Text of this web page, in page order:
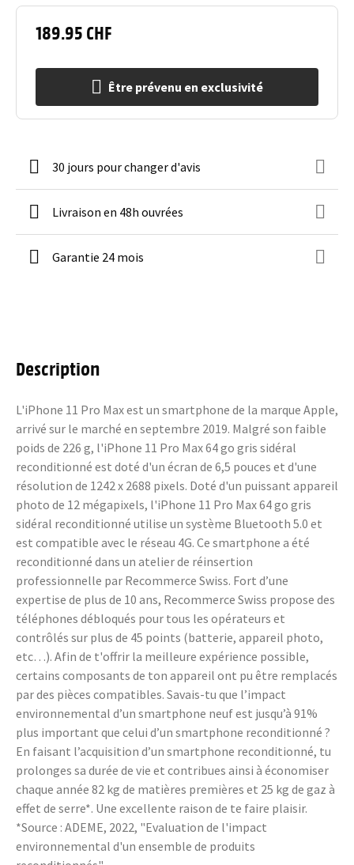
189.95 CHF
Être prévenu en exclusivité
30 jours pour changer d'avis
Livraison en 48h ouvrées
Garantie 24 mois
Description
L'iPhone 11 Pro Max est un smartphone de la marque Apple,
arrivé sur le marché en septembre 2019. Malgré son faible
poids de 226 g, l'iPhone 11 Pro Max 64 go gris sidéral
reconditionné est doté d'un écran de 6,5 pouces et d'une
résolution de 1242 x 2688 pixels. Doté d'un puissant appareil
photo de 12 mégapixels, l'iPhone 11 Pro Max 64 go gris
sidéral reconditionné utilise un système Bluetooth 5.0 et
est compatible avec le réseau 4G. Ce smartphone a été
reconditionné dans un atelier de réinsertion
professionnelle par Recommerce Swiss. Fort d’une
expertise de plus de 10 ans, Recommerce Swiss propose des
téléphones débloqués pour tous les opérateurs et
contrôlés sur plus de 45 points (batterie, appareil photo,
etc…). Afin de t'offrir la meilleure expérience possible,
certains composants de ton appareil ont pu être remplacés
par des pièces compatibles. Savais-tu que l’impact
environnemental d’un smartphone neuf est jusqu’à 91%
plus important que celui d’un smartphone reconditionné ?
En faisant l’acquisition d’un smartphone reconditionné, tu
prolonges sa durée de vie et contribues ainsi à économiser
chaque année 82 kg de matières premières et 25 kg de gaz à
effet de serre*. Une excellente raison de te faire plaisir.
*Source : ADEME, 2022, "Evaluation de l'impact
environnemental d'un ensemble de produits